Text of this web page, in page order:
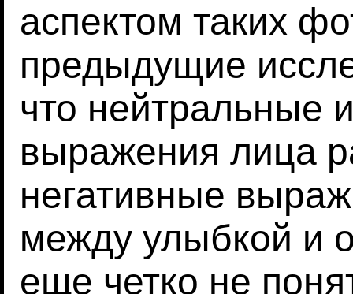
аспектом таких
предыдущие
что нейтральные
выражения лица
негативные
между улыбкой и
еще четко не